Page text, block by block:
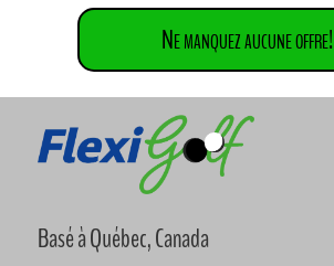
Ne manquez aucune offre!
Basé à Québec, Canada